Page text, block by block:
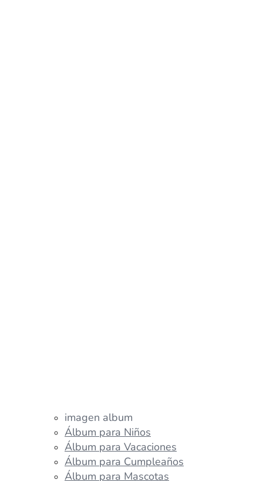
imagen album
Álbum para Niños
Álbum para Vacaciones
Álbum para Cumpleaños
Álbum para Mascotas